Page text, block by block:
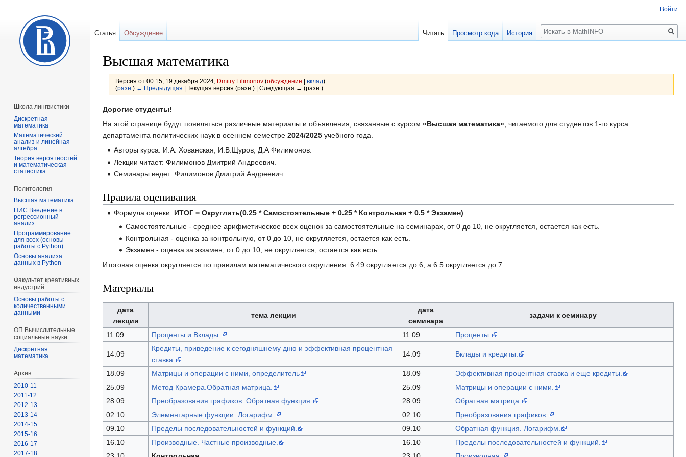
Высшая математика
Версия от 00:15, 19 декабря 2024; Dmitry Filimonov (обсуждение вклад)
(разн. ) ← Предыдущая | Текущая версия (разн.) | Следующая → (разн.)
Перейти
к
Перейти
к
Дорогие студенты!
На этой странице будут появляться различные материалы и объявления, связанные с курсом «Высшая математика», читаемого для студентов 1-го курса
департамента политических наук в осеннем семестре 2024/2025 учебного года.
Авторы курса: И.А. Хованская, И.В.Щуров, Д.А Филимонов.
Лекции читает: Филимонов Дмитрий Андреевич.
Семинары ведет: Филимонов Дмитрий Андреевич.
Правила оценивания
Формула оценки: ИТОГ = Округлить(0.25 * Самостоятельные + 0.25 * Контрольная + 0.5 * Экзамен).
Самостоятельные - среднее арифметическое всех оценок за самостоятельные на семинарах, от 0 до 10, не округляется, остается как есть.
Контрольная - оценка за контрольную, от 0 до 10, не округляется, остается как есть.
Экзамен - оценка за экзамен, от 0 до 10, не округляется, остается как есть.
Итоговая оценка округляется по правилам математического округления: 6.49 округляется до 6, а 6.5 округляется до 7.
Материалы
дата
лекции
тема лекции
дата
семинара
задачи к семинару
11.09 Проценты и Вклады. 11.09 Проценты.
14.09
Кредиты, приведение к сегодняшнему дню и эффективная процентная
ставка.
14.09 Вклады и кредиты.
18.09 Матрицы и операции с ними, определитель 18.09
Эффективная процентная ставка и еще кредиты.
25.09
Метод Крамера.Обратная матрица. 25.09
Матрицы и операции с ними.
28.09
Преобразования графиков. Обратная функция. 28.09
Обратная матрица.
02.10
Элементарные функции. Логарифм. 02.10
Преобразования графиков.
09.10
Пределы последовательностей и функций. 09.10
Обратная функция. Логарифм.
16.10
Производные. Частные производные. 16.10
Пределы последовательностей и функций.
Войти
Статья Обсуждение Читать Просмотр кода История
Поиск
Школа лингвистики
Дискретная
математика
Математический
анализ и линейная
алгебра
Теория вероятностей
и математическая
статистика
Политология
Высшая математика
НИС Введение в
регрессионный
анализ
Программирование
для всех (основы
работы с Python)
Основы анализа
данных в Python
Факультет креативных
индустрий
Основы работы с
количественными
данными
ОП Вычислительные
социальные науки
Диcкретная
математика
Архив
2010-11
2011-12
2012-13
2013-14
2014-15
2015-16
2016-17
2017-18